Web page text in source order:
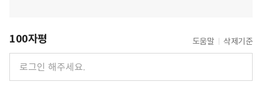
100자평 도움말 삭제기준